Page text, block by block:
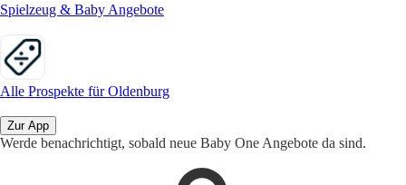
Spielzeug & Baby Angebote
Alle Prospekte für Oldenburg
Zur App
Werde benachrichtigt, sobald neue Baby One Angebote da sind.